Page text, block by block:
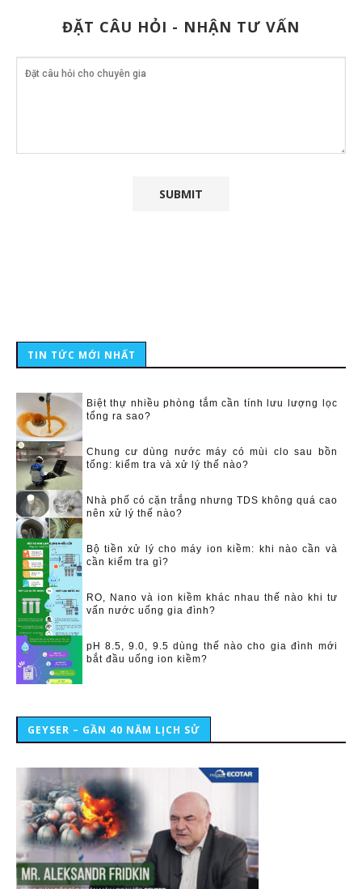
ĐẶT CÂU HỎI - NHẬN TƯ VẤN
TIN TỨC MỚI NHẤT
Biệt thự nhiều phòng tắm cần tính lưu lượng lọc
tổng ra sao?
Chung cư dùng nước máy có mùi clo sau bồn
tổng: kiểm tra và xử lý thế nào?
Nhà phố có cặn trắng nhưng TDS không quá cao
nên xử lý thế nào?
Bộ tiền xử lý cho máy ion kiềm: khi nào cần và
cần kiểm tra gì?
RO, Nano và ion kiềm khác nhau thế nào khi tư
vấn nước uống gia đình?
pH 8.5, 9.0, 9.5 dùng thế nào cho gia đình mới
bắt đầu uống ion kiềm?
GEYSER – GẦN 40 NĂM LỊCH SỬ